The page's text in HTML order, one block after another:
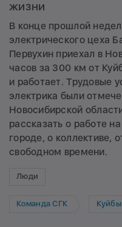
жизни
В конце прошлой
электрического цеха
Первухин приехал в
часов за 300 км от
и работает. Трудовые
электрика были
Новосибирской
рассказать о работе
городе, о коллективе,
свободном времени.
Люди
Команда СГК